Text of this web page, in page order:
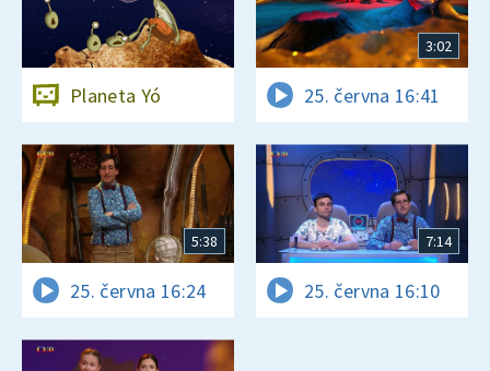
Planeta Yó
3:02
25. června 16:41
5:38
25. června 16:24
7:14
25. června 16:10